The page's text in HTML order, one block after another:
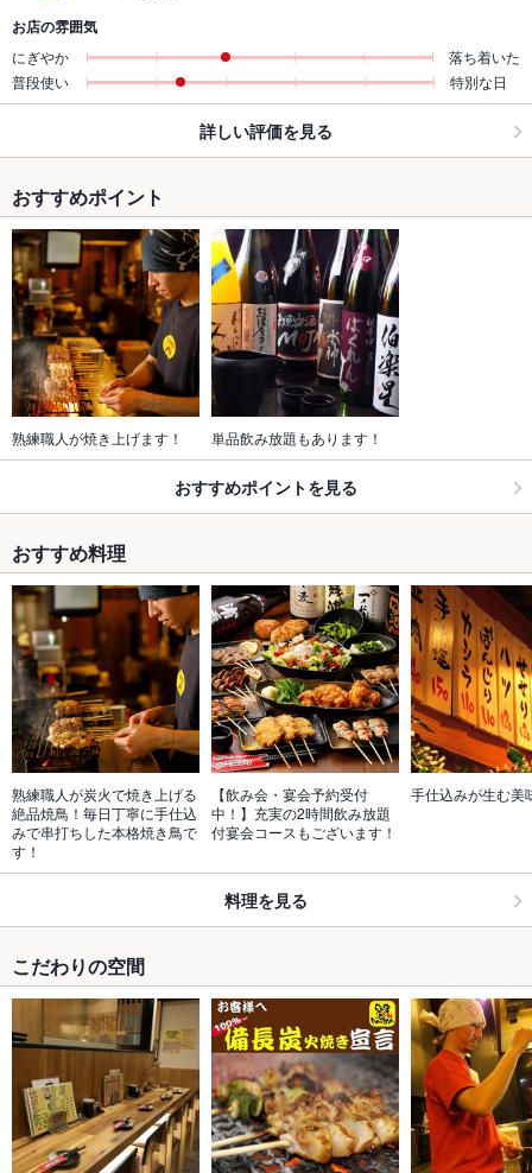
お店の雰囲気
にぎやか
落ち着いた
普段使い
特別な日
詳しい評価を見る
おすすめポイント
熟練職人が焼き上げます！ 単品飲み放題もあります！
おすすめポイントを見る
おすすめ料理
熟練職人が炭火で焼き上げる
絶品焼鳥！毎日丁寧に手仕込
みで串打ちした本格焼き鳥で
す！
【飲み会・宴会予約受付
中！】充実の2時間飲み放題
付宴会コースもございます！
手仕込みが生む美
料理を見る
こだわりの空間